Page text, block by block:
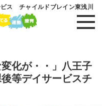
ス チャイルドブレイン東浅川
変化が・・」八王子
等デイサービスチ